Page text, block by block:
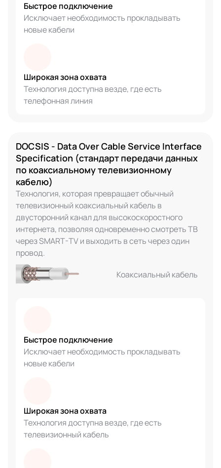
Быстрое подключение
Исключает необходимость прокладывать
новые кабели
Широкая зона охвата
Технология доступна везде, где есть
телефонная линия
DOCSIS - Data Over Cable Service Interface
Specification (стандарт передачи данных
по коаксиальному телевизионному
кабелю)
Технология, которая превращает обычный
телевизионный коаксиальный кабель в
двусторонний канал для высокоскоростного
интернета, позволяя одновременно смотреть ТВ
через SMART-TV и выходить в сеть через один
провод.
Коаксиальный кабель
Быстрое подключение
Исключает необходимость прокладывать
новые кабели
Широкая зона охвата
Технология доступна везде, где есть
телевизионный кабель